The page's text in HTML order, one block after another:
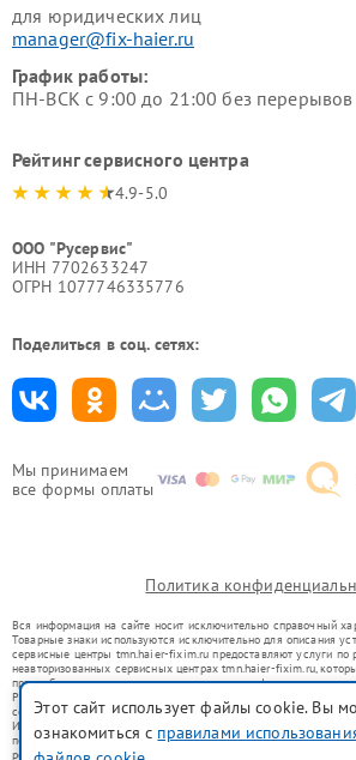
Мы принимаем
все формы оплаты
для юридических лиц
manager@fix-haier.ru
График работы:
ПН-ВСК с 9:00 до 21:00 без
Рейтинг сервисного центра
4.9-5.0
ООО "Русервис"
ИНН 7702633247
ОГРН 1077746335776
Поделиться в соц. сетях:
Политика
Вся информация на сайте носит исключительно справочный
Товарные знаки используются исключительно для описания
сервисные центры tmn.haier-fixim.ru предоставляют услуги по
неавторизованных сервисных центрах tmn.haier-fixim.ru,
правообладателями товарных знаков или их официальными
Ремонт осуществляется для устройств, уже введенных в
со статьей 1487 ГК РФ.
Использование товарных знаков не преследует цели
потребителей в заблуждение, а служит для информирования о
ремонту техники указанных брендов.
Этот сайт использует файлы cookie. Вы
ознакомиться с правилами